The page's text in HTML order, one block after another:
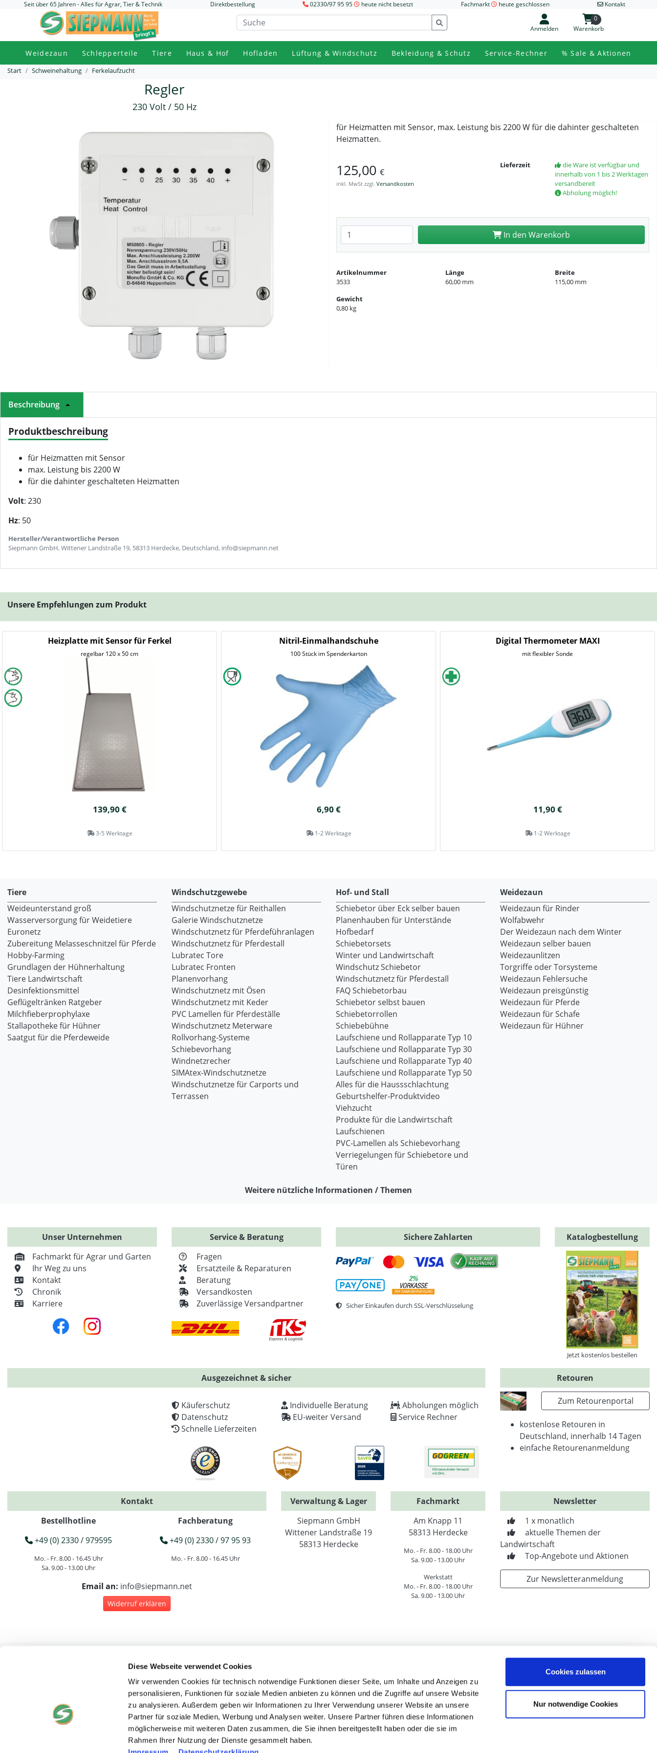
Diese Webseite verwendet Cookies
Wir verwenden Cookies für technisch notwendige Funktionen dieser Seite, um Inhalte und Anzeigen zu
personalisieren, Funktionen für soziale Medien anbieten zu können und die Zugriffe auf unsere Website
zu analysieren. Außerdem geben wir Informationen zu Ihrer Verwendung unserer Website an unsere
Partner für soziale Medien, Werbung und Analysen weiter. Unsere Partner führen diese Informationen
möglicherweise mit weiteren Daten zusammen, die Sie ihnen bereitgestellt haben oder die sie im
Rahmen Ihrer Nutzung der Dienste gesammelt haben.
Cookies zulassen
Nur notwendige Cookies
Seit über 65 Jahren - Alles für Agrar, Tier & Technik Direktbestellung 02330/97 95 95 heute nicht besetzt Fachmarkt heute geschlossen Kontakt
Anmelden Warenkorb
0
Weidezaun Schlepperteile Tiere Haus & Hof Hofladen Lüftung & Windschutz Bekleidung & Schutz Service-Rechner % Sale & Aktionen
Start Schweinehaltung Ferkelaufzucht
Regler
230 Volt / 50 Hz
für Heizmatten mit Sensor, max. Leistung bis 2200 W für die dahinter geschalteten
Heizmatten.
125,00 €
inkl. MwSt zzgl. Versandkosten
Lieferzeit
die Ware ist verfügbar und
innerhalb von 1 bis 2 Werktagen
versandbereit
Abholung möglich!
Anzahl eingeben In den Warenkorb
Artikelnummer
3533
Länge
60,00 mm
Breite
115,00 mm
Gewicht
0,80 kg
Beschreibung
Produktbeschreibung
für Heizmatten mit Sensor
max. Leistung bis 2200 W
für die dahinter geschalteten Heizmatten
Volt: 230
Hz: 50
Hersteller/Verantwortliche Person
Siepmann GmbH, Wittener Landstraße 19, 58313 Herdecke, Deutschland, info@siepmann.net
Unsere Empfehlungen zum Produkt
Heizplatte mit Sensor für Ferkel
regelbar 120 x 50 cm
139,90 €
3-5 Werktage
Nitril-Einmalhandschuhe
100 Stück im Spenderkarton
6,90 €
1-2 Werktage
Digital Thermometer MAXI
mit flexibler Sonde
11,90 €
1-2 Werktage
Tiere
Weideunterstand groß
Wasserversorgung für Weidetiere
Euronetz
Zubereitung Melasseschnitzel für Pferde
Hobby-Farming
Grundlagen der Hühnerhaltung
Tiere Landwirtschaft
Desinfektionsmittel
Geflügeltränken Ratgeber
Milchfieberprophylaxe
Stallapotheke für Hühner
Saatgut für die Pferdeweide
Windschutzgewebe
Windschutznetze für Reithallen
Galerie Windschutznetze
Windschutznetz für Pferdeführanlagen
Windschutznetz für Pferdestall
Lubratec Tore
Lubratec Fronten
Planenvorhang
Windschutznetz mit Ösen
Windschutznetz mit Keder
PVC Lamellen für Pferdeställe
Windschutznetz Meterware
Rollvorhang-Systeme
Schiebevorhang
Windnetzrecher
SIMAtex-Windschutznetze
Windschutznetze für Carports und
Terrassen
Hof- und Stall
Schiebetor über Eck selber bauen
Planenhauben für Unterstände
Hofbedarf
Schiebetorsets
Winter und Landwirtschaft
Windschutz Schiebetor
Windschutznetz für Pferdestall
FAQ Schiebetorbau
Schiebetor selbst bauen
Schiebetorrollen
Schiebebühne
Laufschiene und Rollapparate Typ 10
Laufschiene und Rollapparate Typ 30
Laufschiene und Rollapparate Typ 40
Laufschiene und Rollapparate Typ 50
Alles für die Haussschlachtung
Geburtshelfer-Produktvideo
Viehzucht
Produkte für die Landwirtschaft
Laufschienen
PVC-Lamellen als Schiebevorhang
Verriegelungen für Schiebetore und
Türen
Weidezaun
Weidezaun für Rinder
Wolfabwehr
Der Weidezaun nach dem Winter
Weidezaun selber bauen
Weidezaunlitzen
Torgriffe oder Torsysteme
Weidezaun Fehlersuche
Weidezaun preisgünstig
Weidezaun für Pferde
Weidezaun für Schafe
Weidezaun für Hühner
Weitere nützliche Informationen / Themen
Unser Unternehmen
Fachmarkt für Agrar und Garten
Ihr Weg zu uns
Kontakt
Chronik
Karriere
Service & Beratung
Fragen
Ersatzteile & Reparaturen
Beratung
Versandkosten
Zuverlässige Versandpartner
Sichere Zahlarten
Sicher Einkaufen durch SSL-Verschlüsselung
Katalogbestellung
Jetzt kostenlos bestellen
Ausgezeichnet & sicher
Käuferschutz
Datenschutz
Schnelle Lieferzeiten
Individuelle Beratung
EU-weiter Versand
Abholungen möglich
Service Rechner
Retouren
Zum Retourenportal
kostenlose Retouren in
Deutschland, innerhalb 14 Tagen
einfache Retourenanmeldung
Kontakt
Bestellhotline
+49 (0) 2330 / 979595
Mo. - Fr. 8.00 - 16.45 Uhr
Sa. 9.00 - 13.00 Uhr
Fachberatung
+49 (0) 2330 / 97 95 93
Mo. - Fr. 8.00 - 16.45 Uhr
Email an: info@siepmann.net
Widerruf erklären
Verwaltung & Lager
Siepmann GmbH
Wittener Landstraße 19
58313 Herdecke
Fachmarkt
Am Knapp 11
58313 Herdecke
Mo. - Fr. 8.00 - 18.00 Uhr
Sa. 9.00 - 13.00 Uhr
Werkstatt
Mo. - Fr. 8.00 - 18.00 Uhr
Sa. 9.00 - 13.00 Uhr
Newsletter
1 x monatlich
aktuelle Themen der
Landwirtschaft
Top-Angebote und Aktionen
Zur Newsletteranmeldung
Rechtliche Informationen
AGB
Mängelhaftung
Widerrufsrecht
Impressum
Datenschutzerklärung
Cookie-Einwilligung ändern
Versandkosten
Lieferinformationen
Umtausch & Retouren
Zahlungsinformationen